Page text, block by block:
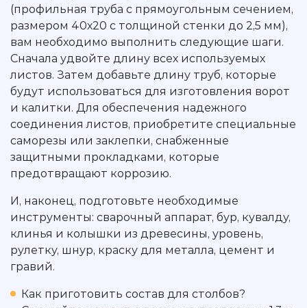
(профильная труба с прямоугольным сечением,
размером 40х20 с толщиной стенки до 2,5 мм),
вам необходимо выполнить следующие шаги.
Сначала удвойте длину всех используемых
листов. Затем добавьте длину труб, которые
будут использоваться для изготовления ворот
и калитки. Для обеспечения надежного
соединения листов, приобретите специальные
саморезы или заклепки, снабженные
защитными прокладками, которые
предотвращают коррозию.
И, наконец, подготовьте необходимые
инструменты: сварочный аппарат, бур, кувалду,
клинья и колышки из древесины, уровень,
рулетку, шнур, краску для металла, цемент и
гравий.
Как приготовить состав для столбов?